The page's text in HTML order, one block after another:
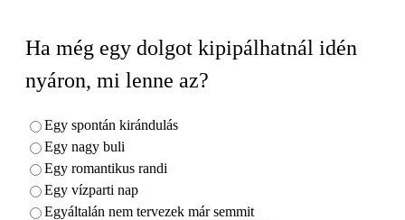
Ha még egy dolgot kipipálhatnál idén
nyáron, mi lenne az?
Egy spontán kirándulás
Egy nagy buli
Egy romantikus randi
Egy vízparti nap
Egyáltalán nem tervezek már semmit